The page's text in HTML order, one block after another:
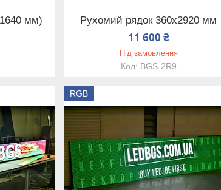
мм) Рухомий рядок 360х2920 мм
11 600 ₴
Під замовлення
BGS-2R9
RGB